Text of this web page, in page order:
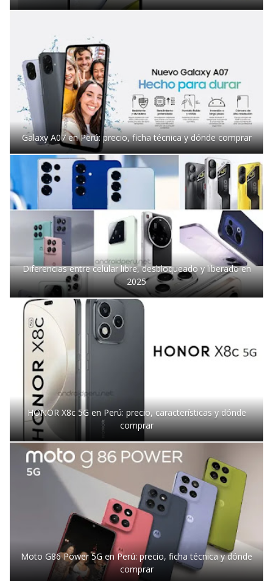
Galaxy A07 en Perú: precio, ficha técnica y dónde comprar
Diferencias entre celular libre, desbloqueado y liberado en
2025
HONOR X8c 5G en Perú: precio, características y dónde
comprar
Moto G86 Power 5G en Perú: precio, ficha técnica y dónde
comprar